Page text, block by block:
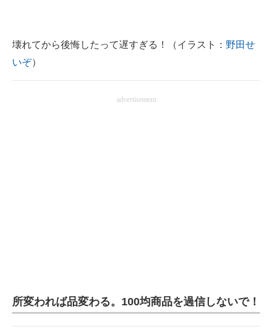
エネルギーの専門メディア
ちょっと気になるネットの話題
壊れてから後悔したって遅すぎる！（イラスト： 野田せ
いぞ）
advertisement
所変われば品変わる。100均商品を過信しないで！